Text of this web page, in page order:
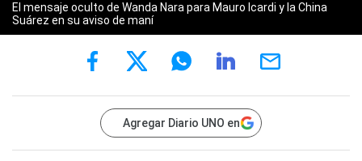
El mensaje oculto de Wanda Nara para Mauro Icardi y la China
Suárez en su aviso de maní
Agregar Diario UNO en